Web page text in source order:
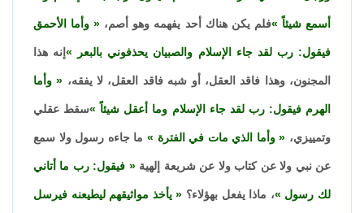
أسمع شيئاً فلم يكن هناك أحد يفهمه وهو أصم، وأما الأحمق
فيقول: رب لقد جاء الإسلام والصبيان يحذفوني بالبعر إنه هذا
المجنون، وهذا فاقد العقل، أو شبه فاقد العقل، لا يفقه، وأما
الهرم فيقول: رب لقد جاء الإسلام وما أعقل شيئاً سقط عقلي
وتمييزي، وأما الذي مات في الفترة ما جاءه رسول ولا سمع
عن نبي ولا عن كتاب ولا عن شريعة إلهية فيقول: رب ما أتاني
لك رسول ، ماذا يفعل بهؤلاء؟ يأخذ مواثيقهم ليطيعنه فيرسل